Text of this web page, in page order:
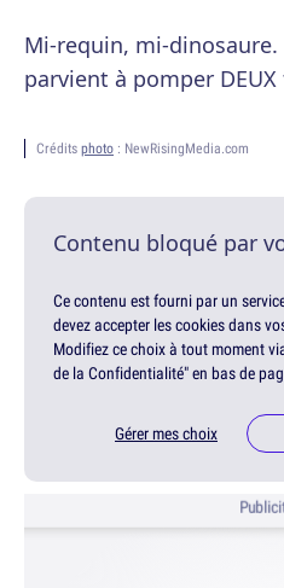
Mi-requin, mi-
parvient à pomper
Crédits photo : NewRisingMedia.com
Contenu bloqué par
Ce contenu est fourni par un
devez accepter les cookies dans
Modifiez ce choix à tout moment
de la Confidentialité" en bas de
Gérer mes choix